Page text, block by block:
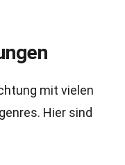
mit vielen
Hier sind